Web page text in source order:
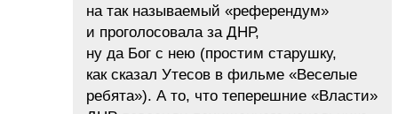
на так называемый «референдум»
и проголосовала за ДНР,
ну да Бог с нею (простим старушку,
как сказал Утесов в фильме «Веселые
ребята»). А то, что теперешние «Власти»